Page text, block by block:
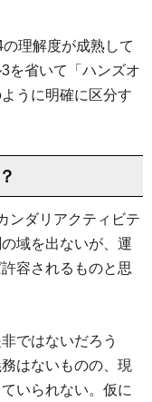
理解度が成熟して
を省いて「ハンズオ
うに明確に区分す
ンダリアクティビテ
域を出ないが、運
容されるものと思
ではないだろう
はないものの、現
いられない。仮に